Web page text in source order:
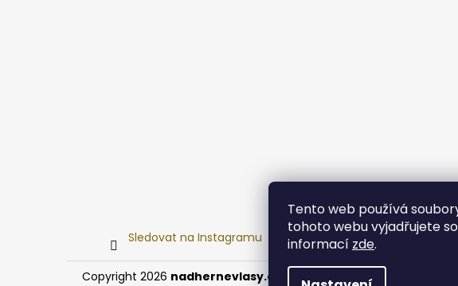
Tento web používá
tohoto webu vyjadřujete
informací zde.
Sledovat na Instagramu
Copyright 2026 nadhernevlasy.cz . Všechna práva vyhrazena.